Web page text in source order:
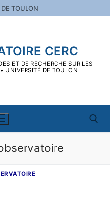
TOULON
CERC
ET DE RECHERCHE SUR LES
UNIVERSITÉ DE TOULON